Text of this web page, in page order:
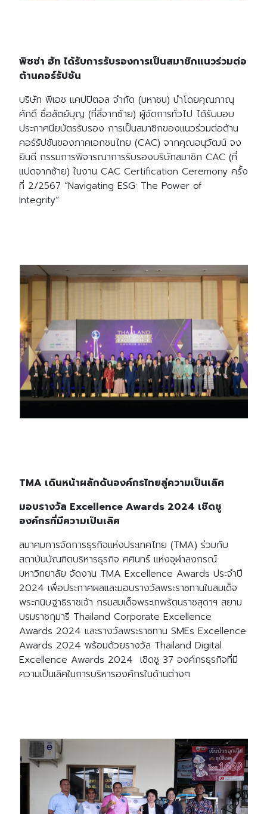
พิซซ่า ฮัท ได้รับการรับรองการเป็นสมาชิกแนวร่วมต่อ
ต้านคอร์รัปชัน
บริษัท พีเอช แคปปิตอล จำกัด (มหาชน) นำโดยคุณภาณุ
ศักดิ์ ซื่อสัตย์บุญ (ที่สี่จากซ้าย) ผู้จัดการทั่วไป ได้รับมอบ
ประกาศนียบัตรรับรอง การเป็นสมาชิกของแนวร่วมต่อต้าน
คอร์รัปชันของภาคเอกชนไทย (CAC) จากคุณอนุวัฒน์ จง
ยินดี กรรมการพิจารณาการรับรองบริษัทสมาชิก CAC (ที่
แปดจากซ้าย) ในงาน CAC Certification Ceremony ครั้ง
ที่ 2/2567 “Navigating ESG: The Power of
Integrity”
TMA เดินหน้าผลักดันองค์กรไทยสู่ความเป็นเลิศ
มอบรางวัล Excellence Awards 2024 เชิดชู
องค์กรที่มีความเป็นเลิศ
สมาคมการจัดการธุรกิจแห่งประเทศไทย (TMA) ร่วมกับ
สถาบันบัณฑิตบริหารธุรกิจ ศศินทร์ แห่งจุฬาลงกรณ์
มหาวิทยาลัย จัดงาน TMA Excellence Awards ประจำปี
2024 เพื่อประกาศผลและมอบรางวัลพระราชทานในสมเด็จ
พระกนิษฐาธิราชเจ้า กรมสมเด็จพระเทพรัตนราชสุดาฯ สยาม
บรมราชกุมารี Thailand Corporate Excellence
Awards 2024 และรางวัลพระราชทาน SMEs Excellence
Awards 2024 พร้อมด้วยรางวัล Thailand Digital
Excellence Awards 2024 เชิดชู 37 องค์กรธุรกิจที่มี
ความเป็นเลิศในการบริหารองค์กรในด้านต่างๆ